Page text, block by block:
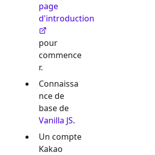
page
d'introduction
pour
commence
r.
Connaissa
nce de
base de
Vanilla JS.
Un compte
Kakao